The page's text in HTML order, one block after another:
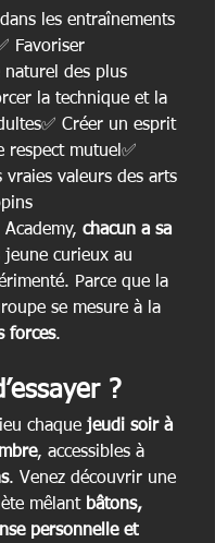
les entraînements
Favoriser
naturel des plus
la technique et la
Créer un esprit
respect mutuel✅
vraies valeurs des arts
Academy, chacun a sa
curieux au
Parce que la
se mesure à la
forces.
?
chaque jeudi soir à
, accessibles à
. Venez découvrir une
mêlant bâtons,
personnelle et